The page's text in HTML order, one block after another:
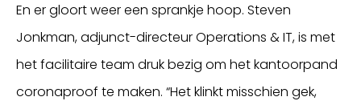
En er gloort weer een sprankje hoop. Steven
Jonkman, adjunct-directeur Operations & IT, is met
het facilitaire team druk bezig om het kantoorpand
coronaproof te maken. “Het klinkt misschien gek,